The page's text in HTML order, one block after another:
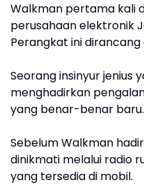
Walkman pertama kali
perusahaan elektronik
Perangkat ini dirancang
Seorang insinyur jenius
menghadirkan
yang benar-benar baru.
Sebelum Walkman
dinikmati melalui radio
yang tersedia di mobil.